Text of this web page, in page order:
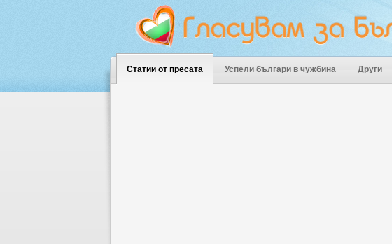
Статии от пресата Успели българи в чужбина Други